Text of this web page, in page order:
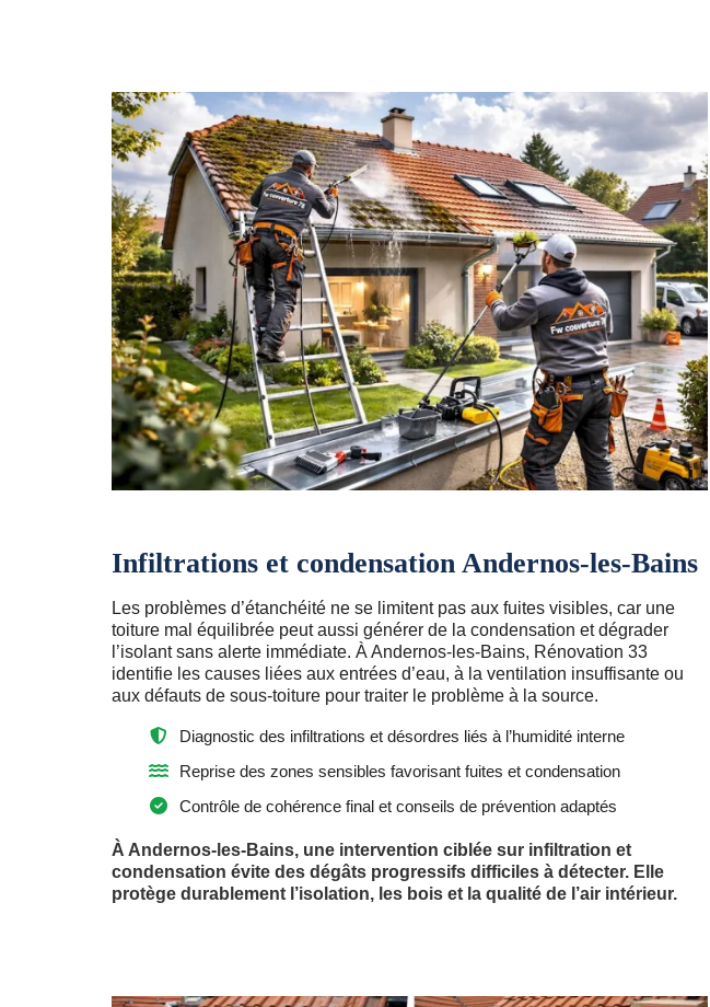
Infiltrations et condensation Andernos-les-Bains
Les problèmes d’étanchéité ne se limitent pas aux fuites visibles, car une
toiture mal équilibrée peut aussi générer de la condensation et dégrader
l’isolant sans alerte immédiate. À Andernos-les-Bains, Rénovation 33
identifie les causes liées aux entrées d’eau, à la ventilation insuffisante ou
aux défauts de sous-toiture pour traiter le problème à la source.
Diagnostic des infiltrations et désordres liés à l’humidité interne
Reprise des zones sensibles favorisant fuites et condensation
Contrôle de cohérence final et conseils de prévention adaptés
À Andernos-les-Bains, une intervention ciblée sur infiltration et
condensation évite des dégâts progressifs difficiles à détecter. Elle
protège durablement l’isolation, les bois et la qualité de l’air intérieur.